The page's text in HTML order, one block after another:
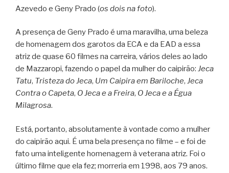
Azevedo e Geny Prado (os dois na foto).
A presença de Geny Prado é uma maravilha, uma beleza
de homenagem dos garotos da ECA e da EAD a essa
atriz de quase 60 filmes na carreira, vários deles ao lado
de Mazzaropi, fazendo o papel da mulher do caipirão: Jeca
Tatu, Tristeza do Jeca, Um Caipira em Bariloche, Jeca
Contra o Capeta, O Jeca e a Freira, O Jeca e a Égua
Milagrosa.
Está, portanto, absolutamente à vontade como a mulher
do caipirão aqui. É uma bela presença no filme – e foi de
fato uma inteligente homenagem à veterana atriz. Foi o
último filme que ela fez; morreria em 1998, aos 79 anos.